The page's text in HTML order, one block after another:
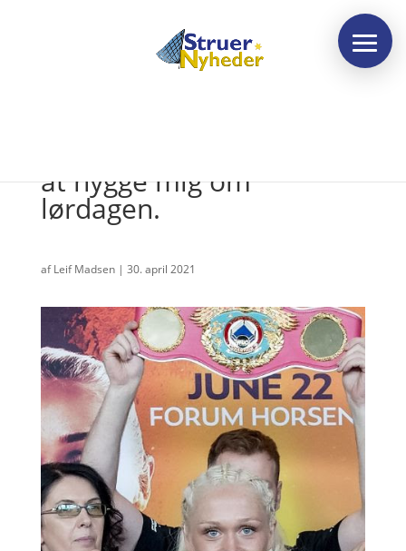
at hygge mig om
lørdagen.
afLeif Madsen| 30. april 2021